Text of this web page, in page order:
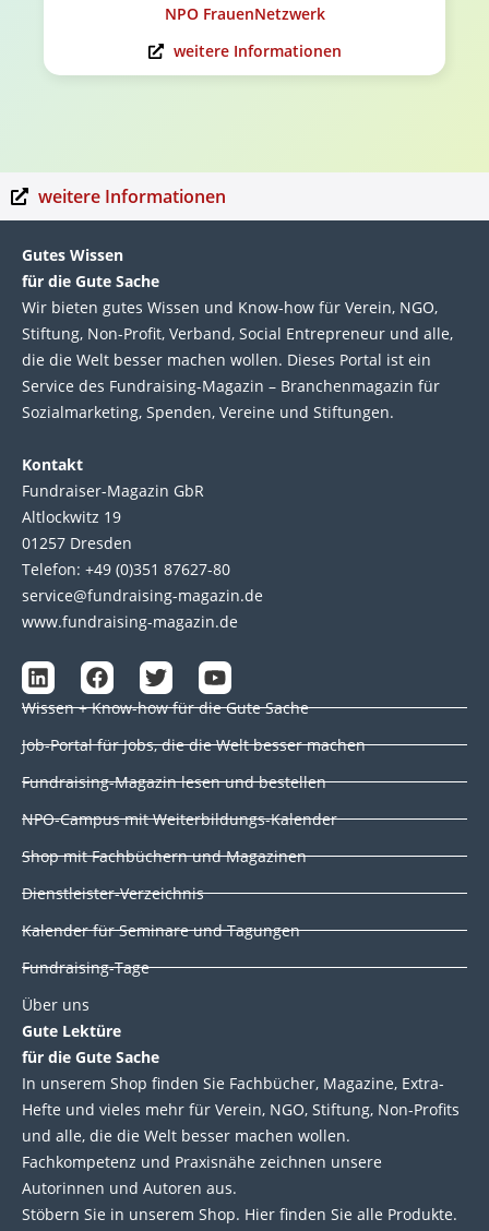
NPO FrauenNetzwerk
weitere Informationen
weitere Informationen
Gutes Wissen
für die Gute Sache
Wir bie­ten gutes Wis­sen und Know-how für Ver­ein, NGO,
Stif­tung, Non-Profit, Ver­band, Social Entre­pre­neur und alle,
die die Welt bes­ser machen wol­len. Die­ses Por­tal ist ein
Service des Fund­raising-Magazin – Bran­chen­magazin für
Sozial­marke­ting, Spen­den, Ver­eine und Stif­tun­gen.
Kontakt
Fundraiser-Magazin GbR
Altlockwitz 19
01257 Dresden
Telefon: +49 (0)351 87627-80
service@fundraising-magazin.de
www.fundraising-magazin.de
L
i
n
k
e
d
n
F
a
c
e
b
o
k
T
w
i
t
e
Y
o
u
t
u
b
Wissen + Know-how für die Gute Sache
Job-Portal für Jobs, die die Welt besser machen
Fundraising-Magazin lesen und bestellen
NPO-Campus mit Weiterbildungs-Kalender
Shop mit Fachbüchern und Magazinen
Dienstleister-Verzeichnis
Kalender für Seminare und Tagungen
Fundraising-Tage
Über uns
Gute Lektüre
für die Gute Sache
In unserem Shop finden Sie Fachbücher, Magazine, Extra-
Hefte und vieles mehr für Verein, NGO, Stiftung, Non-Profits
und alle, die die Welt besser machen wollen.
Fachkompetenz und Praxisnähe zeichnen unsere
Autorinnen und Autoren aus.
Stöbern Sie in unserem Shop. Hier finden Sie alle Produkte.